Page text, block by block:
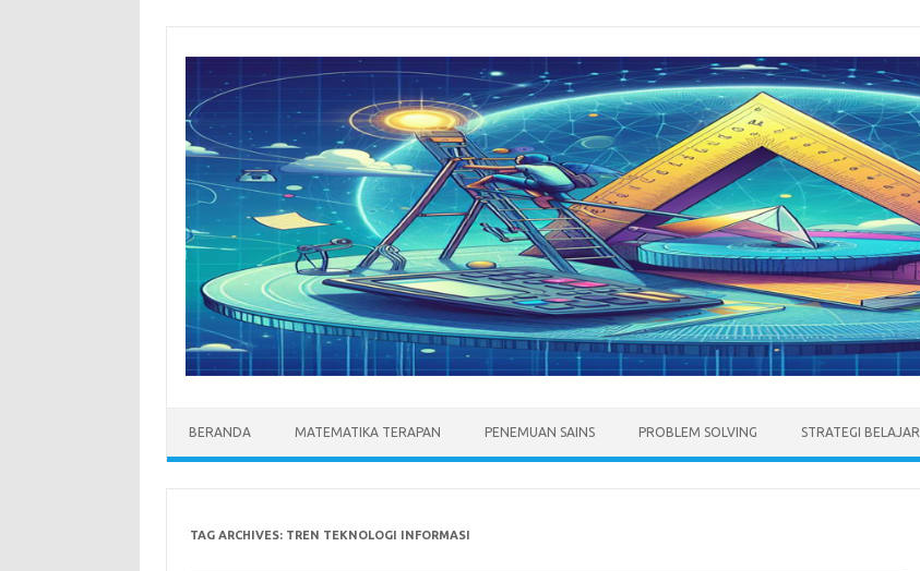
BERANDA MATEMATIKA TERAPAN PENEMUAN SAINS PROBLEM SOLVING STRATEGI BELAJAR
TAG ARCHIVES: TREN TEKNOLOGI INFORMASI